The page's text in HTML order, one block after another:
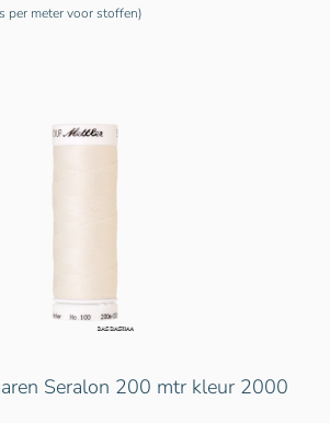
per meter voor stoffen)
Seralon 200 mtr kleur 2000